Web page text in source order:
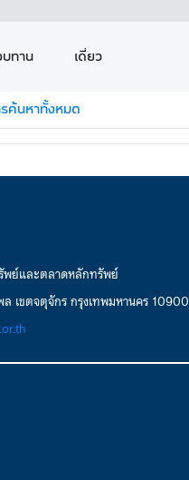
ทาน เดี่ยว
ค้นหาทั้งหมด
พย์และตลาดหลักทรัพย์
เขตจตุจักร กรุงเทพมหานคร 10900